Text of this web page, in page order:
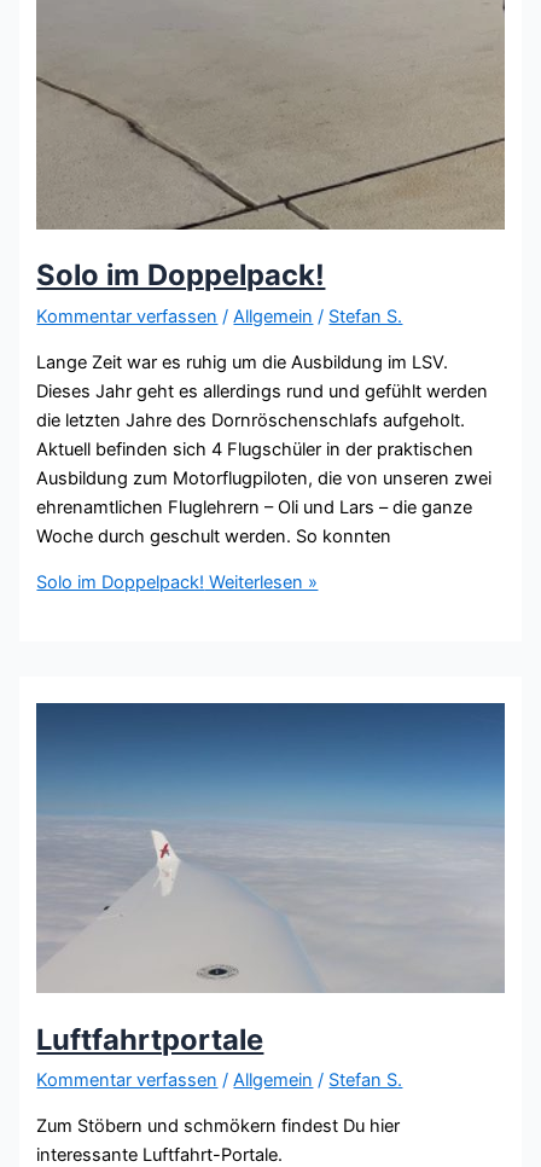
Solo im Doppelpack!
Kommentar verfassen /Allgemein / Stefan S.
Lange Zeit war es ruhig um die Ausbildung im LSV.
Dieses Jahr geht es allerdings rund und gefühlt werden
die letzten Jahre des Dornröschenschlafs aufgeholt.
Aktuell befinden sich 4 Flugschüler in der praktischen
Ausbildung zum Motorflugpiloten, die von unseren zwei
ehrenamtlichen Fluglehrern – Oli und Lars – die ganze
Woche durch geschult werden. So konnten
Solo im Doppelpack! Weiterlesen »
Luftfahrtportale
Kommentar verfassen /Allgemein / Stefan S.
Zum Stöbern und schmökern findest Du hier
interessante Luftfahrt-Portale.